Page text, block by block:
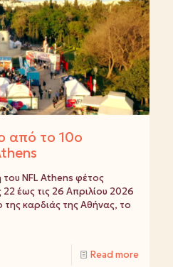
από το 10ο
του NFL Athens φέτος
22 έως τις 26 Απριλίου 2026
καρδιάς της Αθήνας, το
Read more